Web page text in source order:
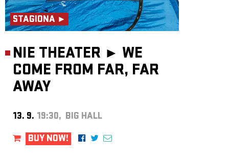
STAGIONA ►
NIE THEATER ► WE
COME FROM FAR, FAR
AWAY
13. 9. 19:30, BIG HALL
BUY NOW!